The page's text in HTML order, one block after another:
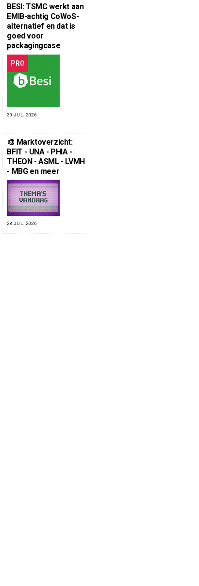
BESI: TSMC werkt aan
EMIB-achtig CoWoS-
alternatief en dat is
goed voor
packagingcase
PRO
30 JUL. 2026
🎨 Marktoverzicht:
BFIT - UNA - PHIA -
THEON - ASML - LVMH
- MBG en meer
28 JUL. 2026